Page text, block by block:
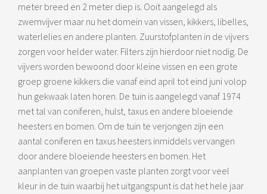
meter breed en 2 meter diep is. Ooit aangelegd als
zwemvijver maar nu het domein van vissen, kikkers, libelles,
waterlelies en andere planten. Zuurstofplanten in de vijvers
zorgen voor helder water. Filters zijn hierdoor niet nodig. De
vijvers worden bewoond door kleine vissen en een grote
groep groene kikkers die vanaf eind april tot eind juni volop
hun gekwaak laten horen. De tuin is aangelegd vanaf 1974
met tal van coniferen, hulst, taxus en andere bloeiende
heesters en bomen. Om de tuin te verjongen zijn een
aantal coniferen en taxus heesters inmiddels vervangen
door andere bloeiende heesters en bomen. Het
aanplanten van groepen vaste planten zorgt voor veel
kleur in de tuin waarbij het uitgangspunt is dat het hele jaar